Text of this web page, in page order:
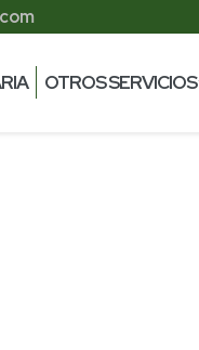
OTROS SERVICIOS